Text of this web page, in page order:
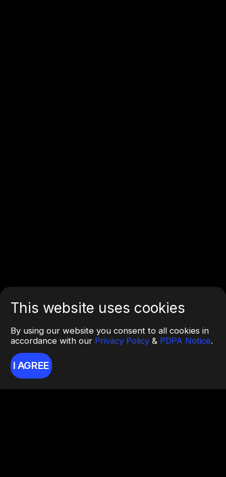
This website uses cookies
By using our website you consent to all cookies in
accordance with our Privacy Policy & PDPA Notice.
I AGREE